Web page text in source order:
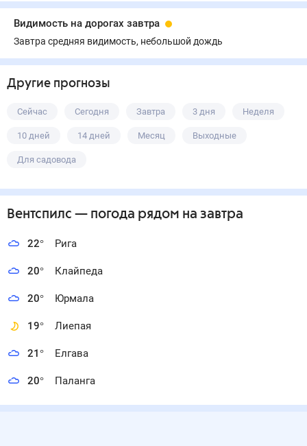
Видимость на дорогах завтра
Завтра средняя видимость, небольшой дождь
Другие прогнозы
Сейчас Сегодня Завтра 3 дня Неделя
10 дней 14 дней Месяц Выходные
Для садовода
Вентспилс — погода рядом на завтра
22° Рига
20° Клайпеда
20° Юрмала
19° Лиепая
21° Елгава
20° Паланга